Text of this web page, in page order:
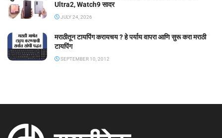
Ultra2, Watch9 सादर
JULY 24, 2026
मराठीतून टायपिंग करायचय ? हे पर्याय वापरा आणि सुरू करा मराठी
टायपिंग
SEPTEMBER 10, 2012